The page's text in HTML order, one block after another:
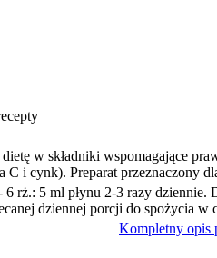
dietę w składniki wspomagające
C i cynk). Preparat przeznaczony
rż.: 5 ml płynu 2-3 razy
dziennej porcji do spożycia w
Kompletny opis